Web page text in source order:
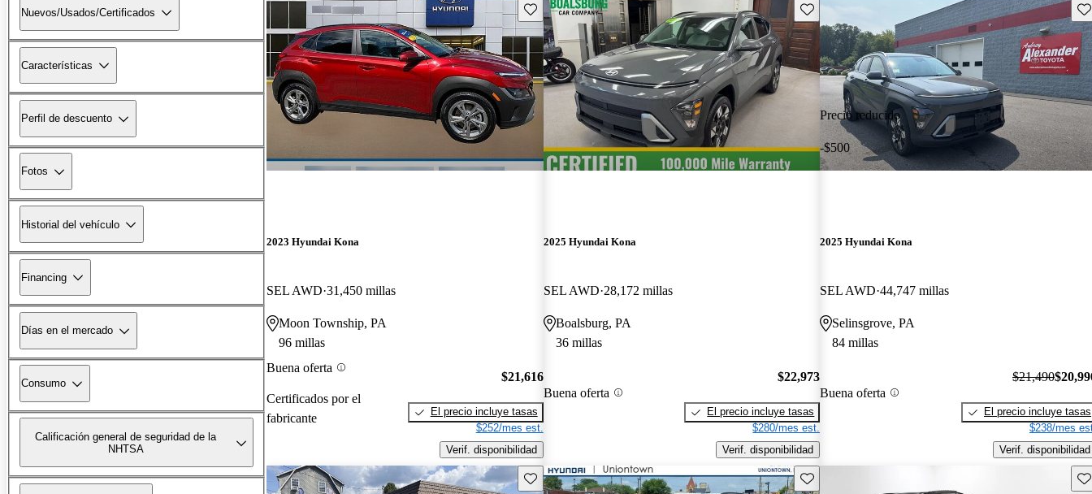
Nuevos/Usados/Certificados
Características
Perfil de descuento
Fotos
Historial del vehículo
Financing
Días en el mercado
Consumo
Calificación general de seguridad de la
NHTSA
Guarda este Aviso
2023 Hyundai Kona
SEL AWD 31,450 millas
Moon Township, PA
96 millas
Buena oferta
Certificados por el
fabricante
$21,616
El precio incluye tasas
$252/mes est.
Verif. disponibilidad
Guarda este Aviso
2025 Hyundai Kona
SEL AWD 28,172 millas
Boalsburg, PA
36 millas
Buena oferta
$22,973
El precio incluye tasas
$280/mes est.
Verif. disponibilidad
Precio reducido
-$500
2025 Hyundai Kona
SEL AWD 44,747 millas
Selinsgrove, PA
84 millas
Buena oferta
$21,490
El precio incluye tasas
$238/mes
Verif. disponibilidad
Guarda este Aviso Guarda este Aviso